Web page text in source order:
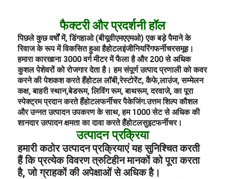
फैक्टरी और प्रदर्शनी हॉल
पिछले कुछ वर्षों में, डिंगहाओ (बीयूवीएमएएमओ) एक बड़े पैमाने के
रिवाज के रूप में विकसित हुआ हैहोटलइंजीनियरिंगफर्नीचरसमूह।
हमारा कारखाना 3000 वर्ग मीटर में फैला है और 200 से अधिक
कुशल पेशेवरों को रोजगार देता है। हम संपूर्ण उत्पाद प्रणाली को कवर
करने की पेशकश करते हैंहोटल लॉबी,रेस्टोरेंट, कैफे,लाउंज, सम्मेलन
कक्ष, बाहरी स्थान,बेडरूम, लिविंग रूम, बाथरूम, दरवाजे, का पूरा
स्पेक्ट्रम प्रदान करते हैंहोटलफर्नीचर पैकेजिंग.उत्तम शिल्प कौशल
और उन्नत उत्पादन उपकरण के साथ, हम 1000 सेट से अधिक की
शानदार उत्पादन क्षमता का दावा करते हैंहोटलसुइटफर्नीचर।
उत्पादन प्रक्रिया
हमारी कठोर उत्पादन प्रक्रियाएं यह सुनिश्चित करती
हैं कि प्रत्येक विवरण त्रुटिहीन मानकों को पूरा करता
है, जो ग्राहकों की अपेक्षाओं से अधिक है।